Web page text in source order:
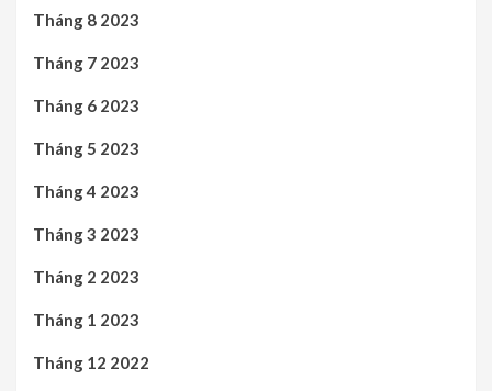
Tháng 8 2023
Tháng 7 2023
Tháng 6 2023
Tháng 5 2023
Tháng 4 2023
Tháng 3 2023
Tháng 2 2023
Tháng 1 2023
Tháng 12 2022